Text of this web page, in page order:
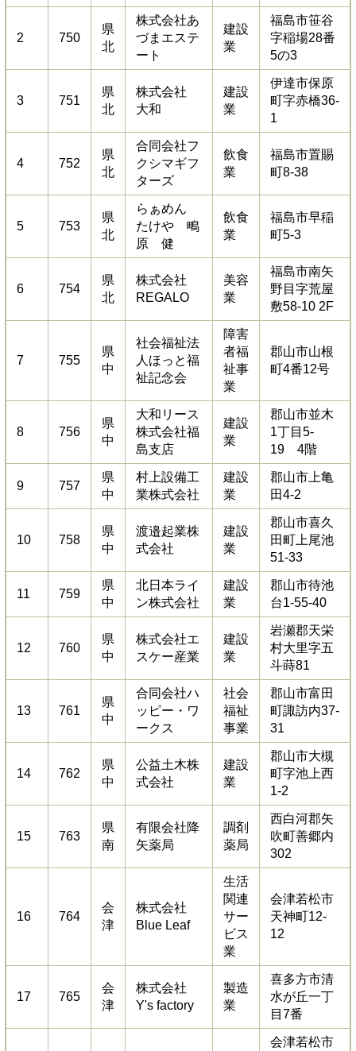
2 750
県
北
株式会社あ
づまエステ
ート
建設
業
福島市笹谷
字稲場28番
5の3
3 751
県
北
株式会社
大和
建設
業
伊達市保原
町字赤橋36-
1
4 752
県
北
合同会社フ
クシマギフ
ターズ
飲食
業
福島市置賜
町8-38
5 753
県
北
らぁめん
たけや 鴫
原 健
飲食
業
福島市早稲
町5-3
6 754
県
北
株式会社
REGALO
美容
業
福島市南矢
野目字荒屋
敷58-10 2F
7 755
県
中
社会福祉法
人ほっと福
祉記念会
障害
者福
祉事
業
郡山市山根
町4番12号
8 756
県
中
大和リース
株式会社福
島支店
建設
業
郡山市並木
1丁目5-
19 4階
9 757
県
中
村上設備工
業株式会社
建設
業
郡山市上亀
田4-2
10 758
県
中
渡邉起業株
式会社
建設
業
郡山市喜久
田町上尾池
51-33
11 759
県
中
北日本ライ
ン株式会社
建設
業
郡山市待池
台1-55-40
12 760
県
中
株式会社エ
スケー産業
建設
業
岩瀬郡天栄
村大里字五
斗蒔81
13 761
県
中
合同会社ハ
ッピー・ワ
ークス
社会
福祉
事業
郡山市富田
町諏訪内37-
31
14 762
県
中
公益土木株
式会社
建設
業
郡山市大槻
町字池上西
1-2
15 763
県
南
有限会社降
矢薬局
調剤
薬局
西白河郡矢
吹町善郷内
302
16 764
会
津
株式会社
Blue Leaf
生活
関連
サー
ビス
業
会津若松市
天神町12-
12
17 765
会
津
株式会社
Y's factory
製造
業
喜多方市清
水が丘一丁
目7番
会津若松市